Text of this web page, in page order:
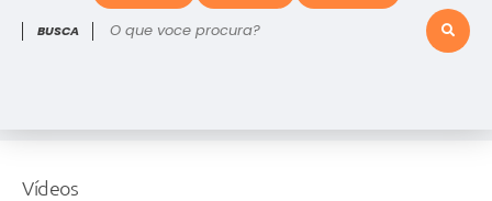
O que voce procura?
Vídeos